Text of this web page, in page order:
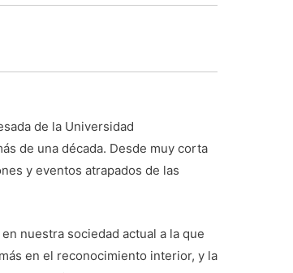
de la Universidad
de una década. Desde muy corta
y eventos atrapados de las
nuestra sociedad actual a la que
en el reconocimiento interior, y la